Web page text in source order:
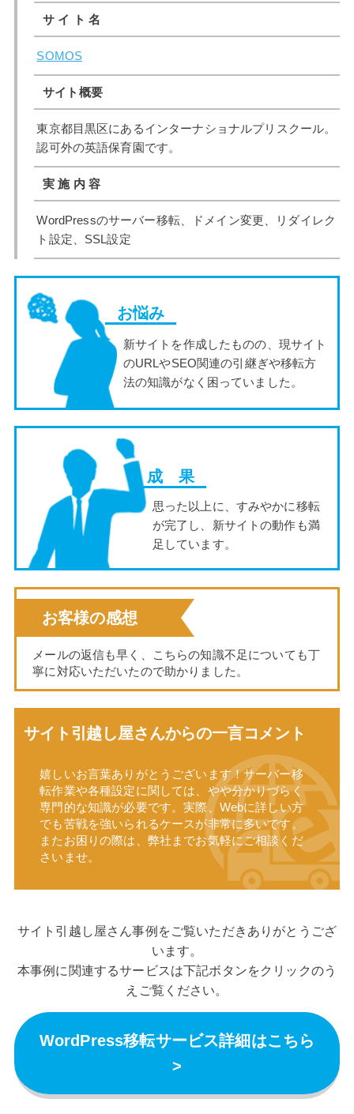
サ イ ト 名
SOMOS
サイト概要
東京都目黒区にあるインターナショナルプリスクール。
認可外の英語保育園です。
実 施 内 容
WordPressのサーバー移転、ドメイン変更、リダイレク
ト設定、SSL設定
お悩み
新サイトを作成したものの、現サイト
のURLやSEO関連の引継ぎや移転方
法の知識がなく困っていました。
成 果
思った以上に、すみやかに移転
が完了し、新サイトの動作も満
足しています。
お客様の感想
メールの返信も早く、こちらの知識不足についても丁
寧に対応いただいたので助かりました。
サイト引越し屋さんからの一言コメント
嬉しいお言葉ありがとうございます！サーバー移
転作業や各種設定に関しては、やや分かりづらく
専門的な知識が必要です。実際、Webに詳しい方
でも苦戦を強いられるケースが非常に多いです。
またお困りの際は、弊社までお気軽にご相談くだ
さいませ。
サイト引越し屋さん事例をご覧いただきありがとうござ
います。
本事例に関連するサービスは下記ボタンをクリックのう
えご覧ください。
WordPress移転サービス詳細はこちら
>